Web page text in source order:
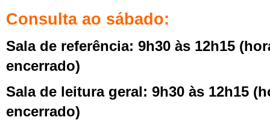
Consulta ao sábado:
Sala de referência: 9h30 às 12h15
encerrado)
Sala de leitura geral: 9h30 às 12h15
encerrado)